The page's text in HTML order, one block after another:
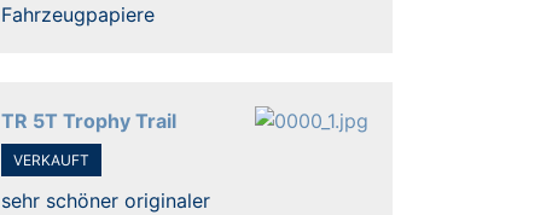
Fahrzeugpapiere
TR 5T Trophy Trail
VERKAUFT
sehr schöner originaler